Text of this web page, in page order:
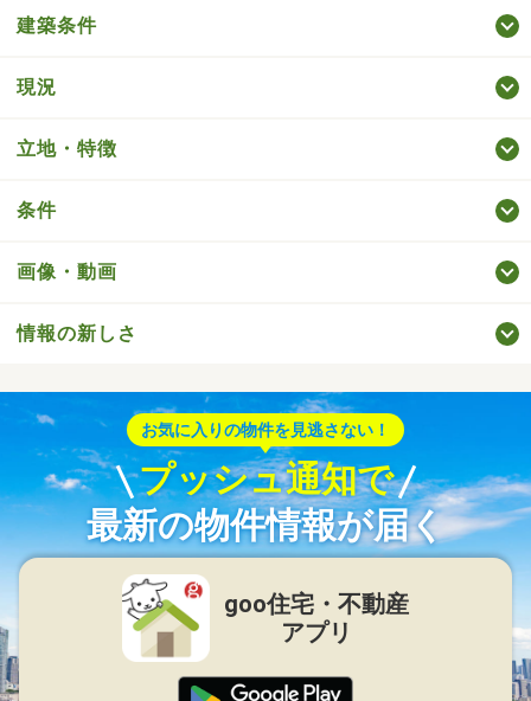
建築条件
現況
立地・特徴
条件
画像・動画
情報の新しさ
お気に入りの物件を見逃さない！
プッシュ通知で
最新の物件情報が届く
goo住宅・不動産
アプリ